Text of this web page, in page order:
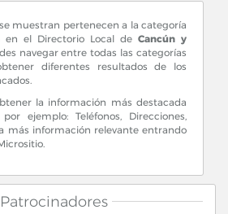
muestran pertenecen a la categoría
en el Directorio Local de Cancún y
navegar entre todas las categorías
diferentes resultados de los
la información más destacada
ejemplo: Teléfonos, Direcciones,
más información relevante entrando
Patrocinadores